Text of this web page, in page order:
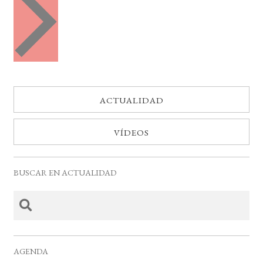
so
ACTUALIDAD
VÍDEOS
BUSCAR EN ACTUALIDAD
AGENDA